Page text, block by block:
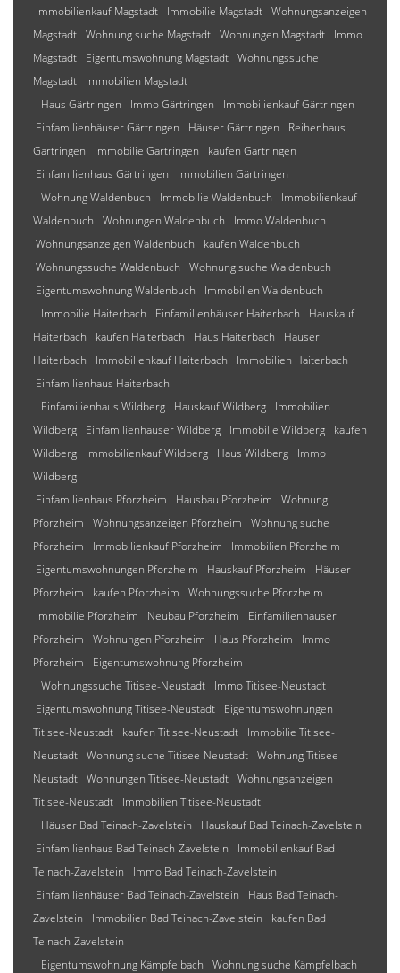
Immobilienkauf Magstadt Immobilie Magstadt Wohnungsanzeigen
Magstadt Wohnung suche Magstadt Wohnungen Magstadt
Immo
Magstadt
Eigentumswohnung Magstadt Wohnungssuche
Magstadt
Immobilien Magstadt
Haus Gärtringen
Immo Gärtringen
Immobilienkauf Gärtringen
Einfamilienhäuser Gärtringen
Häuser Gärtringen
Reihenhaus
Gärtringen
Immobilie Gärtringen
kaufen Gärtringen
Einfamilienhaus Gärtringen
Immobilien Gärtringen
Wohnung Waldenbuch
Immobilie Waldenbuch
Immobilienkauf
Waldenbuch
Wohnungen Waldenbuch
Immo Waldenbuch
Wohnungsanzeigen Waldenbuch
kaufen Waldenbuch
Wohnungssuche Waldenbuch
Wohnung suche Waldenbuch
Eigentumswohnung Waldenbuch
Immobilien Waldenbuch
Immobilie Haiterbach
Einfamilienhäuser Haiterbach
Hauskauf
Haiterbach
kaufen Haiterbach Haus Haiterbach
Häuser
Haiterbach
Immobilienkauf Haiterbach
Immobilien Haiterbach
Einfamilienhaus Haiterbach
Einfamilienhaus Wildberg
Hauskauf Wildberg
Immobilien
Wildberg
Einfamilienhäuser Wildberg Immobilie Wildberg
kaufen
Wildberg
Immobilienkauf Wildberg Haus Wildberg
Immo
Wildberg
Einfamilienhaus Pforzheim
Hausbau Pforzheim
Wohnung
Pforzheim
Wohnungsanzeigen Pforzheim
Wohnung suche
Pforzheim
Immobilienkauf Pforzheim
Immobilien Pforzheim
Eigentumswohnungen Pforzheim
Hauskauf Pforzheim
Häuser
Pforzheim
kaufen Pforzheim
Wohnungssuche Pforzheim
Immobilie Pforzheim
Neubau Pforzheim
Einfamilienhäuser
Pforzheim
Wohnungen Pforzheim Haus Pforzheim
Immo
Pforzheim
Eigentumswohnung Pforzheim
Wohnungssuche Titisee-Neustadt
Immo Titisee-Neustadt
Eigentumswohnung Titisee-Neustadt
Eigentumswohnungen
Titisee-Neustadt
kaufen Titisee-Neustadt
Immobilie Titisee-
Neustadt Wohnung suche Titisee-Neustadt Wohnung Titisee-
Neustadt Wohnungen Titisee-Neustadt Wohnungsanzeigen
Titisee-Neustadt
Immobilien Titisee-Neustadt
Häuser Bad Teinach-Zavelstein
Hauskauf Bad Teinach-Zavelstein
Einfamilienhaus Bad Teinach-Zavelstein
Immobilienkauf Bad
Teinach-Zavelstein
Immo Bad Teinach-Zavelstein
Einfamilienhäuser Bad Teinach-Zavelstein
Haus Bad Teinach-
Zavelstein
Immobilien Bad Teinach-Zavelstein
kaufen Bad
Teinach-Zavelstein
Eigentumswohnung Kämpfelbach
Wohnung suche Kämpfelbach